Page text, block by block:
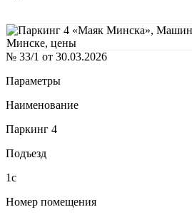
№ 33/1 от 30.03.2026
Параметры
Наименование
Паркинг 4
Подъезд
1с
Номер помещения